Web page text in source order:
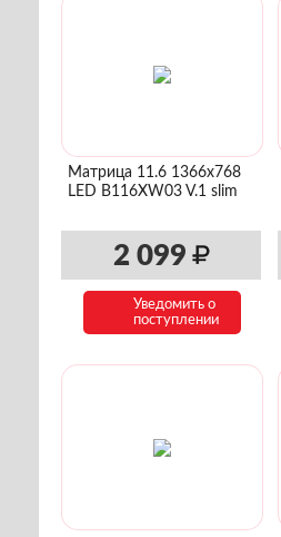
Матрица 11.6 1366x768
LED B116XW03 V.1 slim
2 099
Уведомить о
поступлении